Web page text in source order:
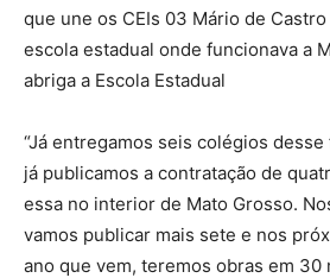
que une os CEIs 03 Mário de
escola estadual onde funcionava a
abriga a Escola Estadual
“Já entregamos seis colégios
já publicamos a contratação de
essa no interior de Mato Grosso.
vamos publicar mais sete e nos
ano que vem, teremos obras em 30